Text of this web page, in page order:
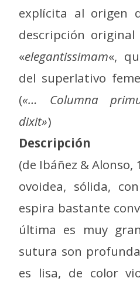
explícita al origen
descripción
«elegantissimam«,
del superlativo
(«… Columna
dixit»)
Descripción
(de Ibáñez & Alonso,
ovoidea, sólida,
espira bastante
última es muy
sutura son
es lisa, de color